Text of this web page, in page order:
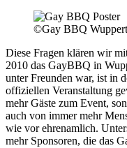
©Gay BBQ
Diese Fragen klären wir
2010 das GayBBQ in
unter Freunden war, ist in
offiziellen Veranstaltung
mehr Gäste zum Event,
auch von immer mehr
wie vor ehrenamlich.
mehr Sponsoren, die das